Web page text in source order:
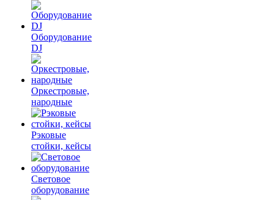
Оборудование
DJ
Оркестровые,
народные
Рэковые
стойки, кейсы
Световое
оборудование